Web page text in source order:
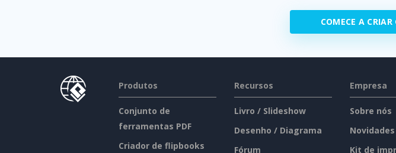
COMECE A
Produtos
Conjunto de
ferramentas PDF
Criador de flipbooks
Recursos
Livro / Slideshow
Desenho / Diagrama
Fórum
Empresa
Sobre nós
Novidades
Kit de